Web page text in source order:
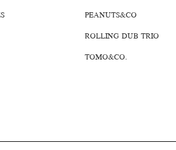
PEANUTS&CO
ROLLING DUB TRIO
TOMO&CO.